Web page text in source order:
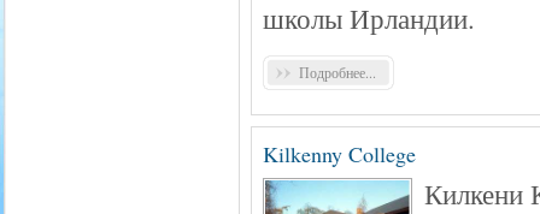
школы Ирландии.
Подробнее...
Kilkenny College
Килкени